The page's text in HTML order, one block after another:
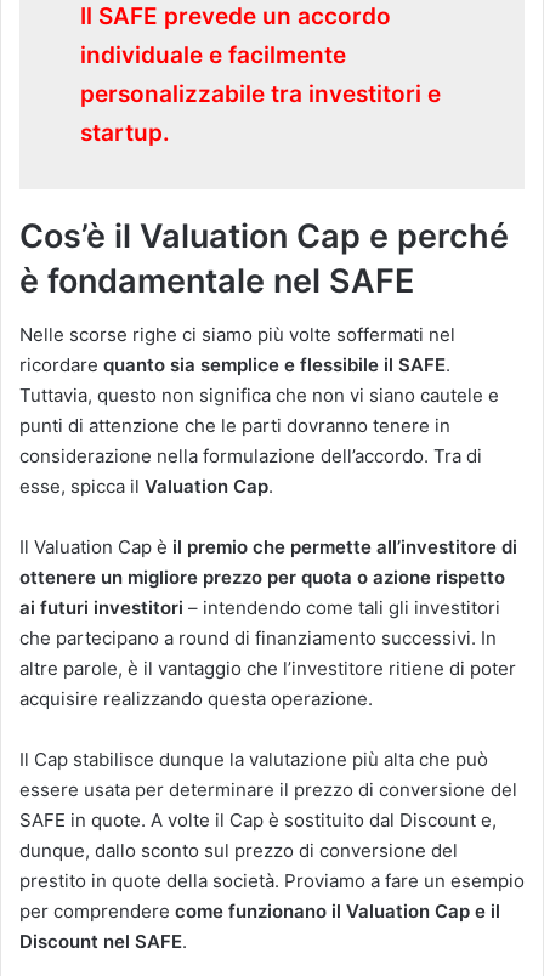
Il SAFE prevede un accordo
individuale e facilmente
personalizzabile tra investitori e
startup.
Cos’è il Valuation Cap e perché
è fondamentale nel SAFE
Nelle scorse righe ci siamo più volte soffermati nel
ricordare quanto sia semplice e flessibile il SAFE.
Tuttavia, questo non significa che non vi siano cautele e
punti di attenzione che le parti dovranno tenere in
considerazione nella formulazione dell’accordo. Tra di
esse, spicca il Valuation Cap.
Il Valuation Cap è il premio che permette all’investitore di
ottenere un migliore prezzo per quota o azione rispetto
ai futuri investitori – intendendo come tali gli investitori
che partecipano a round di finanziamento successivi. In
altre parole, è il vantaggio che l’investitore ritiene di poter
acquisire realizzando questa operazione.
Il Cap stabilisce dunque la valutazione più alta che può
essere usata per determinare il prezzo di conversione del
SAFE in quote. A volte il Cap è sostituito dal Discount e,
dunque, dallo sconto sul prezzo di conversione del
prestito in quote della società. Proviamo a fare un esempio
per comprendere come funzionano il Valuation Cap e il
Discount nel SAFE.